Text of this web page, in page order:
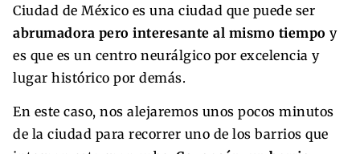
Ciudad de México es una ciudad que puede ser
abrumadora pero interesante al mismo tiempo y
es que es un centro neurálgico por excelencia y
lugar histórico por demás.
En este caso, nos alejaremos unos pocos minutos
de la ciudad para recorrer uno de los barrios que